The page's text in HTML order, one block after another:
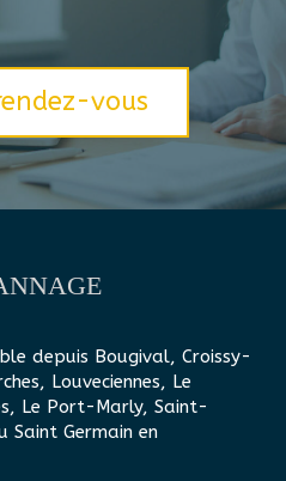
vous
depuis Bougival, Croissy-
Louveciennes, Le
Le Port-Marly, Saint-
Saint Germain en